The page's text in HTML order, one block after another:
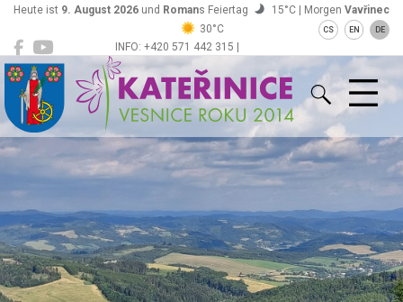
INFO: +420 571 442 315 |
ou@obeckaterinice.cz
Heute ist 9. August 2026 und Romans Feiertag 15°C | Morgen Vavřinec
30°C
CS EN DE
Kateřinice